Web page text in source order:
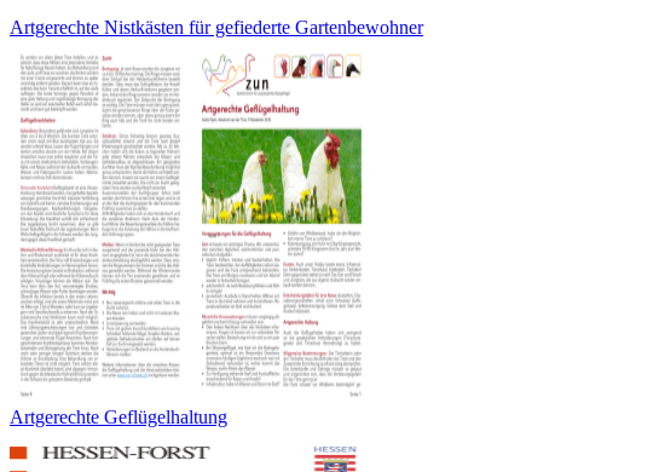
Artgerechte Nistkästen für gefiederte Gartenbewohner
Artgerechte Geflügelhaltung